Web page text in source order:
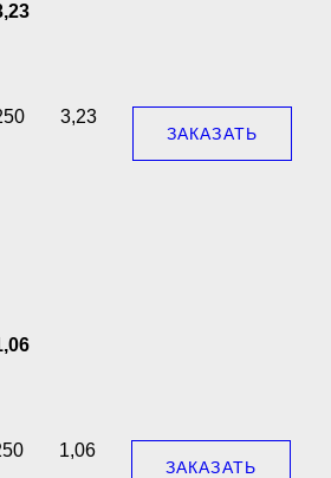
3,23
ЗАКАЗАТЬ
1,06
ЗАКАЗАТЬ